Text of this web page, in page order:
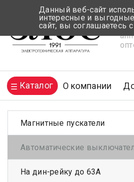
Каталог О компании
Магнитные пускатели
Автоматические
На дин-рейку до 63А
Данный веб-сайт
интересные и
сайт, вы соглашаетесь